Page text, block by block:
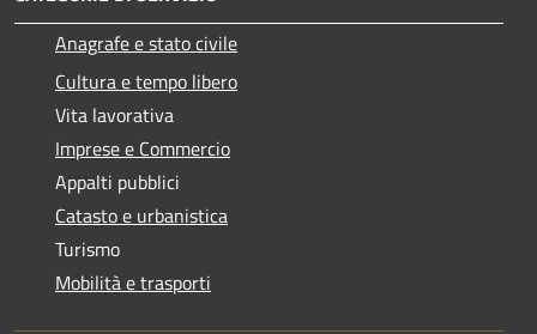
Anagrafe e stato civile
Cultura e tempo libero
Vita lavorativa
Imprese e Commercio
Appalti pubblici
Catasto e urbanistica
Turismo
Mobilità e trasporti